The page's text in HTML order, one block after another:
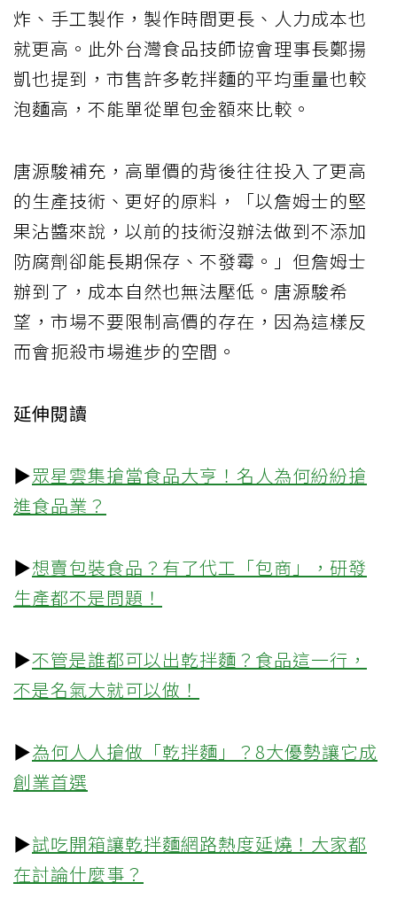
炸、手工製作，製作時間更長、人力成本也
就更高。此外台灣食品技師協會理事長鄭揚
凱也提到，市售許多乾拌麵的平均重量也較
泡麵高，不能單從單包金額來比較。
唐源駿補充，高單價的背後往往投入了更高
的生產技術、更好的原料，「以詹姆士的堅
果沾醬來說，以前的技術沒辦法做到不添加
防腐劑卻能長期保存、不發霉。」但詹姆士
辦到了，成本自然也無法壓低。唐源駿希
望，市場不要限制高價的存在，因為這樣反
而會扼殺市場進步的空間。
延伸閱讀
▶眾星雲集搶當食品大亨！名人為何紛紛搶
進食品業？
▶想賣包裝食品？有了代工「包商」，研發
生產都不是問題！
▶不管是誰都可以出乾拌麵？食品這一行，
不是名氣大就可以做！
▶為何人人搶做「乾拌麵」？8大優勢讓它成
創業首選
▶試吃開箱讓乾拌麵網路熱度延燒！大家都
在討論什麼事？